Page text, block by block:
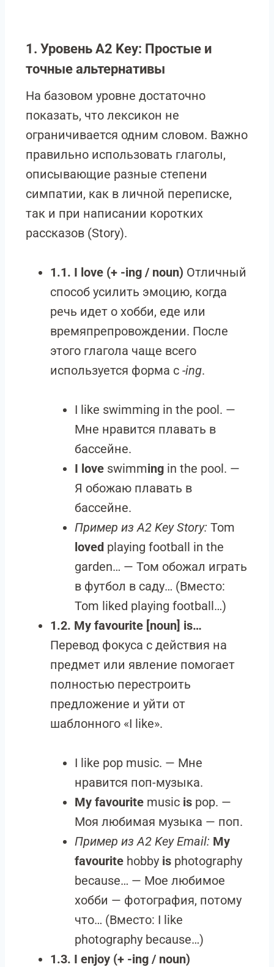
1. Уровень A2 Key: Простые и
точные альтернативы
На базовом уровне достаточно
показать, что лексикон не
ограничивается одним словом. Важно
правильно использовать глаголы,
описывающие разные степени
симпатии, как в личной переписке,
так и при написании коротких
рассказов (Story).
1.1. I love (+ -ing / noun) Отличный
способ усилить эмоцию, когда
речь идет о хобби, еде или
времяпрепровождении. После
этого глагола чаще всего
используется форма с -ing.
I like swimming in the pool. —
Мне нравится плавать в
бассейне.
I love swimming in the pool. —
Я обожаю плавать в
бассейне.
Пример из A2 Key Story: Tom
loved playing football in the
garden… — Том обожал играть
в футбол в саду… (Вместо:
Tom liked playing football…)
1.2. My favourite [noun] is…
Перевод фокуса с действия на
предмет или явление помогает
полностью перестроить
предложение и уйти от
шаблонного «I like».
I like pop music. — Мне
нравится поп-музыка.
My favourite music is pop. —
Моя любимая музыка — поп.
Пример из A2 Key Email: My
favourite hobby is photography
because… — Мое любимое
хобби — фотография, потому
что… (Вместо: I like
photography because…)
1.3. I enjoy (+ -ing / noun)